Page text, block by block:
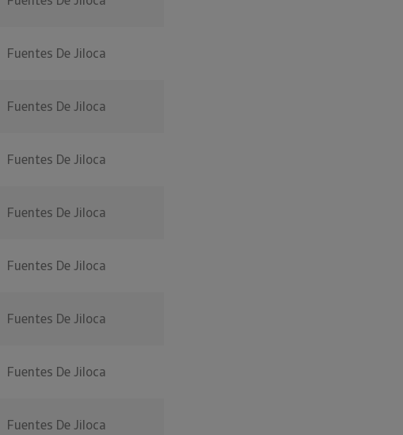
Fuentes De Jiloca
Fuentes De Jiloca
Fuentes De Jiloca
Fuentes De Jiloca
Fuentes De Jiloca
Fuentes De Jiloca
Fuentes De Jiloca
Fuentes De Jiloca